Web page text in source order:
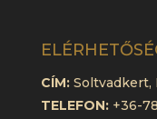
CÍM:Soltvadkert,
TELEFON:+36-